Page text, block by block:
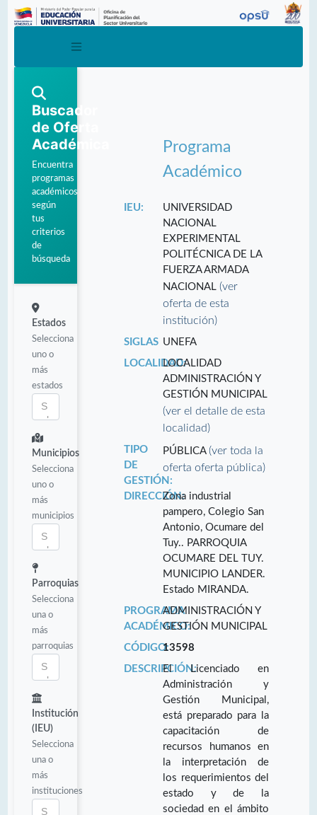
Buscador
de Oferta
Académica
Encuentra
programas
académicos
según
tus
criterios
de
búsqueda
Estados
Selecciona
uno o
más
estados
Municipios
Selecciona
uno o
más
municipios
Parroquias
Selecciona
una o
más
parroquias
Institución
(IEU)
Selecciona
una o
más
instituciones
Programa
Académico
IEU:
UNIVERSIDAD
NACIONAL
EXPERIMENTAL
POLITÉCNICA DE LA
FUERZA ARMADA
NACIONAL(ver
oferta de esta
institución)
SIGLAS UNEFA
LOCALIDAD:LOCALIDAD
ADMINISTRACIÓN Y
GESTIÓN MUNICIPAL
(ver el detalle de esta
localidad)
TIPO
DE
GESTIÓN:
PÚBLICA(ver toda la
oferta oferta pública)
DIRECCIÓN:Zona industrial
pampero, Colegio San
Antonio, Ocumare del
Tuy.. PARROQUIA
OCUMARE DEL TUY.
MUNICIPIO LANDER.
Estado MIRANDA.
PROGRAMA
ACADÉMICO:
ADMINISTRACIÓN Y
GESTIÓN MUNICIPAL
CÓDIGO:13598
DESCRIPCIÓN:El Licenciado en
Administración y
Gestión Municipal,
está preparado para la
capacitación de
recursos humanos en
la interpretación de
los requerimientos del
estado y de la
sociedad en el ámbito